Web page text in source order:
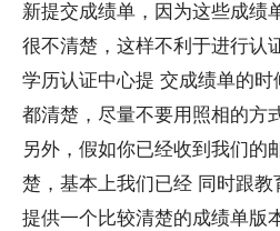
新提交成绩单，因为这些成绩
很不清楚，这样不利于进行认
学历认证中心提 交成绩单的
都清楚，尽量不要用照相的方
另外，假如你已经收到我们的
楚，基本上我们已经 同时跟
提供一个比较清楚的成绩单版